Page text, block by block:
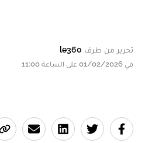
تحرير من طرف le360
في 01/02/2026 على الساعة 11:00